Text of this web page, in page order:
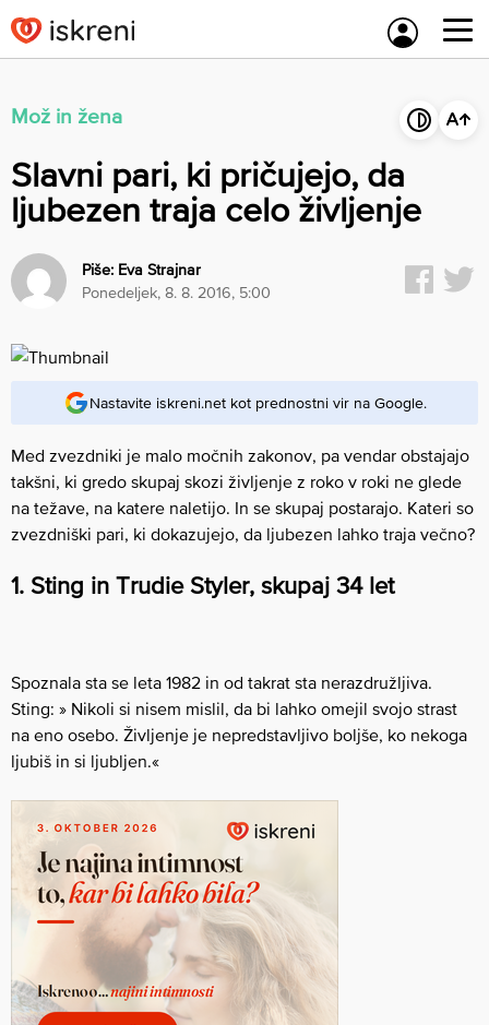
to
content
Mož in žena
Slavni pari, ki pričujejo, da
ljubezen traja celo življenje
Piše: Eva Strajnar
ponedeljek, 8. 8. 2016, 5:00
Nastavite iskreni.net kot prednostni vir na Google.
Med zvezdniki je malo močnih zakonov, pa vendar obstajajo
takšni, ki gredo skupaj skozi življenje z roko v roki ne glede
na težave, na katere naletijo. In se skupaj postarajo. Kateri so
zvezdniški pari, ki dokazujejo, da ljubezen lahko traja večno?
1. Sting in Trudie Styler, skupaj 34 let
Spoznala sta se leta 1982 in od takrat sta nerazdružljiva.
Sting: » Nikoli si nisem mislil, da bi lahko omejil svojo strast
na eno osebo. Življenje je nepredstavljivo boljše, ko nekoga
ljubiš in si ljubljen.«